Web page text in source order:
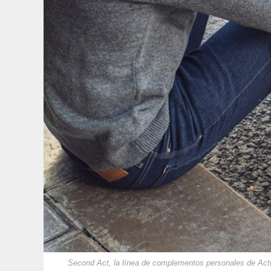
Second Act, la línea de complementos personales de